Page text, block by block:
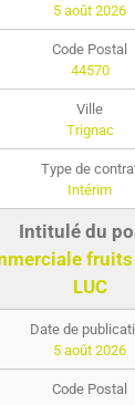
5 août 2026
44570
Trignac
Intérim
fruits
LUC
5 août 2026